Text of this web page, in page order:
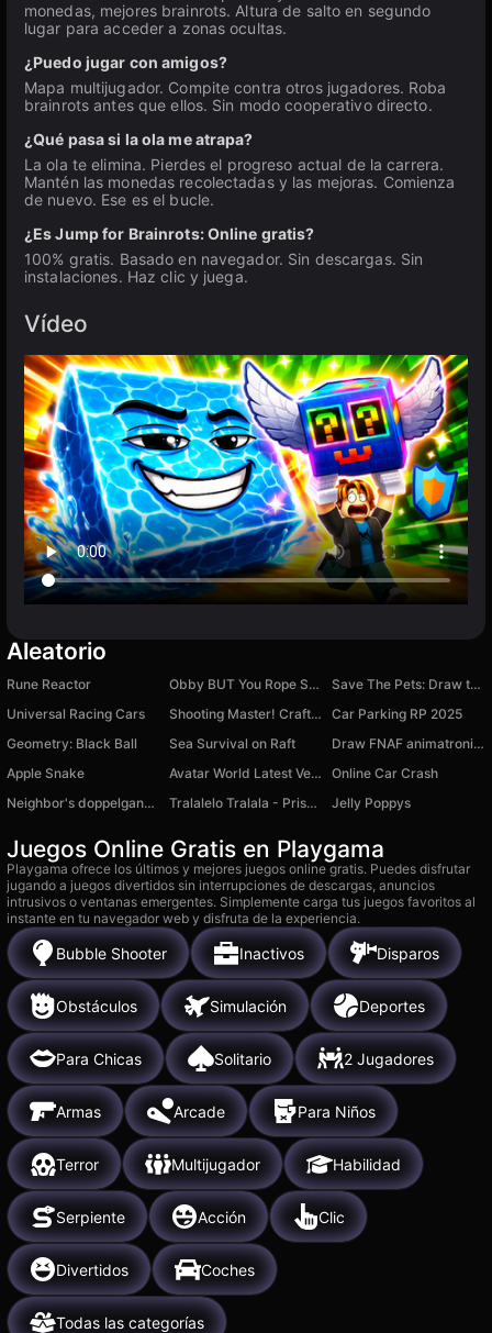
monedas, mejores brainrots. Altura de salto en segundo
lugar para acceder a zonas ocultas.
¿Puedo jugar con amigos?
Mapa multijugador. Compite contra otros jugadores. Roba
brainrots antes que ellos. Sin modo cooperativo directo.
¿Qué pasa si la ola me atrapa?
La ola te elimina. Pierdes el progreso actual de la carrera.
Mantén las monedas recolectadas y las mejoras. Comienza
de nuevo. Ese es el bucle.
¿Es Jump for Brainrots: Online gratis?
100% gratis. Basado en navegador. Sin descargas. Sin
instalaciones. Haz clic y juega.
Vídeo
Aleatorio
Rune Reactor Obby BUT You Rope Swing!
Save The Pets: Draw to Save
Universal Racing Cars
Shooting Master! Craft the Gun!
Car Parking RP 2025
Geometry: Black Ball
Sea Survival on Raft
Draw FNAF animatronics!
Apple Snake
Avatar World Latest Version
Online Car Crash
Neighbor's doppelganger
Tralalelo Tralala - Prison Break Jelly Poppys
Juegos Online Gratis en Playgama
Playgama ofrece los últimos y mejores juegos online gratis. Puedes disfrutar
jugando a juegos divertidos sin interrupciones de descargas, anuncios
intrusivos o ventanas emergentes. Simplemente carga tus juegos favoritos al
instante en tu navegador web y disfruta de la experiencia.
Bubble Shooter Inactivos Disparos
Obstáculos Simulación Deportes
Para Chicas Solitario 2 Jugadores
Armas Arcade Para Niños
Terror Multijugador Habilidad
Serpiente Acción Clic
Divertidos Coches
Todas las categorías